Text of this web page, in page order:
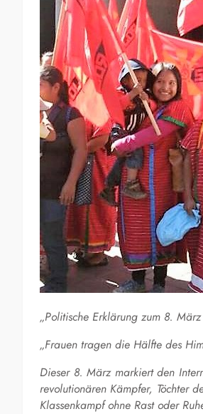
„Politische Erklärung zum 8. März
„Frauen tragen die Hälfte des
Dieser 8. März markiert den
revolutionären Kämpfer, Töchter
Klassenkampf ohne Rast oder